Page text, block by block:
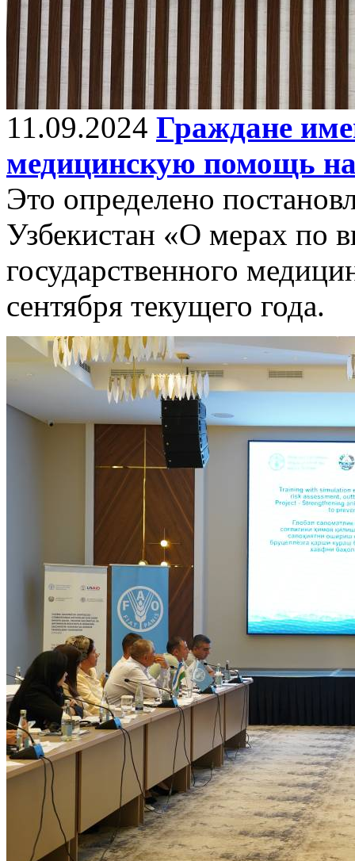
11.09.2024 Граждане
медицинскую помощь на
Это определено
Узбекистан «О мерах по
государственного
сентября текущего года.